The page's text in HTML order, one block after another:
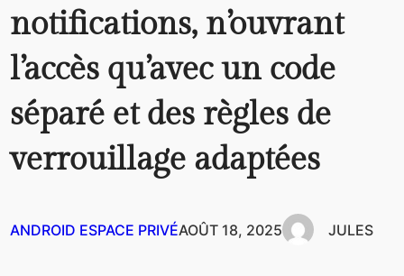
notifications, n’ouvrant
l’accès qu’avec un code
séparé et des règles de
verrouillage adaptées
ANDROID ESPACE PRIVÉAOÛT 18, 2025 JULES